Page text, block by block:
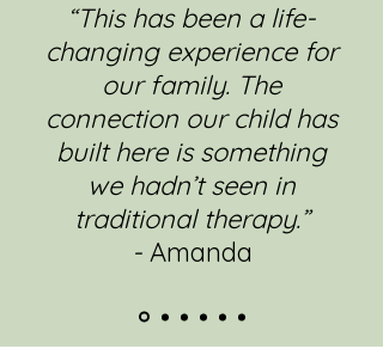
“This has been a life-
changing experience for
our family. The
connection our child has
built here is something
we hadn’t seen in
traditional therapy.”
- Amanda